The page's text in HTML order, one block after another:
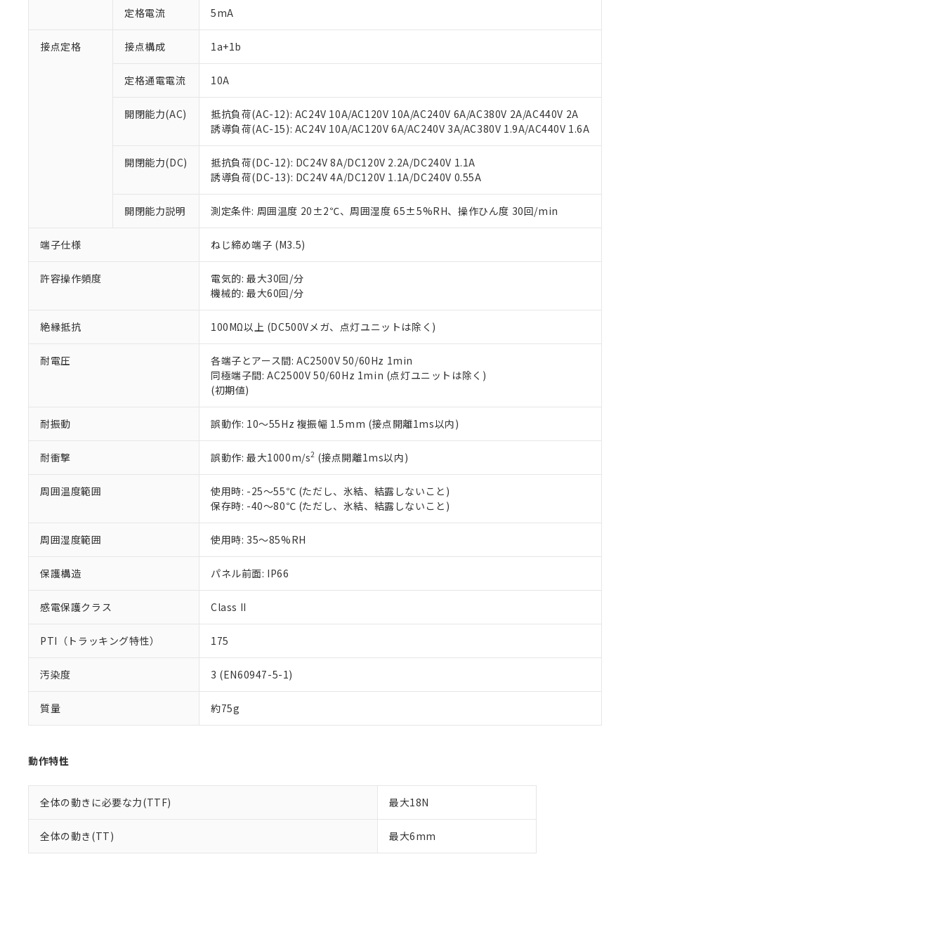
定格電流 5mA
接点定格 接点構成 1a+1b
定格通電電流 10A
開閉能力(AC)
抵抗負荷(AC-12): AC24V 10A/AC120V 10A/AC240V 6A/AC380V 2A/AC440V 2A
誘導負荷(AC-15): AC24V 10A/AC120V 6A/AC240V 3A/AC380V 1.9A/AC440V 1.6A
開閉能力(DC)
抵抗負荷(DC-12): DC24V 8A/DC120V 2.2A/DC240V 1.1A
誘導負荷(DC-13): DC24V 4A/DC120V 1.1A/DC240V 0.55A
開閉能力説明 測定条件: 周囲温度 20±2℃、周囲湿度 65±5%RH、操作ひん度 30回/min
端子仕様 ねじ締め端子 (M3.5)
許容操作頻度
電気的: 最大30回/分
機械的: 最大60回/分
絶縁抵抗 100MΩ以上 (DC500Vメガ、点灯ユニットは除く)
耐電圧
各端子とアース間: AC2500V 50/60Hz 1min
同極端子間: AC2500V 50/60Hz 1min (点灯ユニットは除く)
(初期値)
耐振動 誤動作: 10～55Hz 複振幅 1.5mm (接点開離1ms以内)
耐衝撃 誤動作: 最大1000m/s2 (接点開離1ms以内)
周囲温度範囲
使用時: -25～55℃ (ただし、氷結、結露しないこと)
保存時: -40～80℃ (ただし、氷結、結露しないこと)
周囲湿度範囲 使用時: 35～85%RH
保護構造 パネル前面: IP66
感電保護クラス Class II
PTI（トラッキング特性） 175
汚染度 3 (EN60947-5-1)
質量 約75g
動作特性
全体の動きに必要な力(TTF) 最大18N
全体の動き(TT) 最大6mm
ご利用条件
以下の条件をお読みいただき、同意のうえご利用ください。
本サービスは、当社制御機器事業取扱商品の当社在庫状況および標準価格(税抜)を提供させていただ
くものです。
当社制御機器事業取扱商品の中には、本サービスの対象外となる商品もあることをご了承ください。
在庫状況および標準価格照会結果は、記載している更新日時点での社内データに基づき作成されるも
のであり、閲覧された時点での実際の在庫および標準価格とは異なる場合があることをご了承くださ
い。
正式な納期状況および標準価格はお客様のお取引先、またはお客様担当のオムロン制御機器販売店・
当社販売員にご相談ください。
オムロン制御機器販売店や当社販売拠点は「販売ネットワーク
」をご確認ください。
在庫状況および標準価格結果を当社の事前の承諾なく第三者に漏洩または開示しないようお願いしま
す。
ている必要があります。
お客様が当ウェブサイト上で当社にご登録された部品リストについて、当社および当社の共同利用者
が、当社の製品・サービスに関するお客様との取引・商談に必要な範囲で利用することをご了承くだ
さい。
※当社の共同利用者とは、"個人情報の共同利用に関して"
の「1.共同利用者の範囲」に記載されて
いる法人を指します。
対応予定なし：EU RoHS指令（10物質）の非含有に非対応の商品で、対応品を出す予定はありません。
調査・確認中：EU RoHS指令（10物質）の非含有の対応状況を調査中または確認中の商品です。
非該当品：ライセンス料など無形物で、有害物質有無と関係のない商品です。
仕入先様の事情により、非含有部品としていたものが、含有品と判明した場合などやむを得ず変更すること
があります。
鉛(Pb) 1000ppm以下、 水銀(Hg) 1000ppm以下、 カドミウム(Cd) 100ppm以下、
六価クロム(Cr(Ⅵ)) 1000ppm以下、ポリ臭化ビフェニル類(PBB) 1000ppm以下、ポリ臭化ジフェニルエーテル類(PBDE) 1000ppm以下、
フタル酸ビス(2-エチルヘキシル) (DEHP)(別名：DOP) 1000ppm以下、フタル酸ブチルベンジル（BBP） 1000ppm以下、フタル酸ジブチ
ル（DBP） 1000ppm以下、フタル酸ジイソブチル (DIBP) 1000ppm以下
但し、RoHS指令で産業用監視および制御機器に対する適用除外項目は除く。
フタル酸エステル類の４物質については閾値を超える意図的な使用がないことを確認しています。
※2 対応予定月
部品在庫の切り替え状況などにより、予定月が前後することがあります。
※3 非含有証明書ダウンロード
下記の非含有証明書をダウンロードすることができます。
EU RoHS指令（10物質）の非含有証明書
51物質の非含有証明書（当社基準）
※本証明書は発行日時点で非含有を証明するもので、過去に遡って非含有を証明するものではありません。
また、RoHS指令のフタル酸エステル類４物質の対応では、対応完了までの期間は出荷製品に未対応品が
混在することから備考欄に対応日を記載しておりました。
既に当社にて対応品への在庫切替を完了していることから、特段のことがない限り、2022年1月12日よ
「○」：最大均質材料含有率が中国RoHSの基準値以下であることを示します。
「×」：最大均質材料含有率が中国RoHSの基準値を超えていることを示します。
「－」：未確認です。当社販売部門へお問い合わせください。
*中国RoHS10物質の基準値 (GB/T26572)：
Pb(鉛) :1000ppm、 Hg(水銀) : 1000ppm、 Cd(カドミウム) : 100ppm、
Cr(Ⅵ)(六価クロム) : 1000ppm、 PBBs(ポリ臭化ビフェニル類) : 1000ppm、 PBDEs(ポリ臭化ジフェニルエーテル類) : 1000ppm、
DBP(フタル酸ジブチル) : 1000ppm、 DIBP(フタル酸ジイソブチル) : 1000ppm、 BBP(フタル酸ブチルベンジル) : 1000ppm、
※2 環境保護使用期限
「ｅ」：有害物質（10物質）のすべてが基準値以下であることを示します。
「10」：通常の使用状況下において有害物質が外部に漏えいし、環境に深刻な影響を及ぼさない年数を意
味します。
「－」：未確認です。当社販売部門へお問い合わせください。
当社は、これら貴社製品のうち、外国為替および外国貿易法に定める商品（以下｢規制貨物等」とい
う）を輸出または国外への提供する場合は、日本国政府の輸出許可(または役務取引許可)を取得する
などの必要な手続きをとります。
ます。
当社は貴社製品を、核兵器、ミサイル、化学兵器、生物兵器またはその他武器並びにこれらの製造装
置等に一切使用いたしません。
当社は、貴社製品を第三者に販売する場合は、上記1、2および3の内容を当該第三者に通知します。
また当社は、販売先および販売に係わる関係者が違法に輸出するおそれがある場合は、取り引きをい
たしません。
記
号
説明
○ 一定数以上の在庫あり
△ 一定数には満たないが在庫あり
－
在庫なし(最新の在庫状況については、お客様のお取引先、またはお客様担当のオムロン制御
機器販売店・当社販売員にご確認ください)
空
白
受注生産機種、また在庫状況の情報を公開していない機種